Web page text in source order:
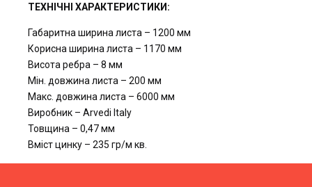
ТЕХНІЧНІ ХАРАКТЕРИСТИКИ:
Габаритна ширина листа – 1200 мм
Корисна ширина листа – 1170 мм
Висота ребра – 8 мм
Мін. довжина листа – 200 мм
Макс. довжина листа – 6000 мм
Виробник – Arvedi Italy
Товщина – 0,47 мм
Вміст цинку – 235 гр/м кв.